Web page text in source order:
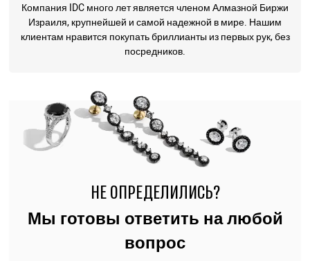
Компания IDC много лет является членом Алмазной Биржи
Израиля, крупнейшей и самой надежной в мире. Нашим
клиентам нравится покупать бриллианты из первых рук, без
посредников.
НЕ ОПРЕДЕЛИЛИСЬ?
Мы готовы ответить на любой
вопрос